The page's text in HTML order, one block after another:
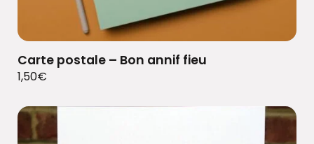
Carte postale – Bon annif fieu
1,50€